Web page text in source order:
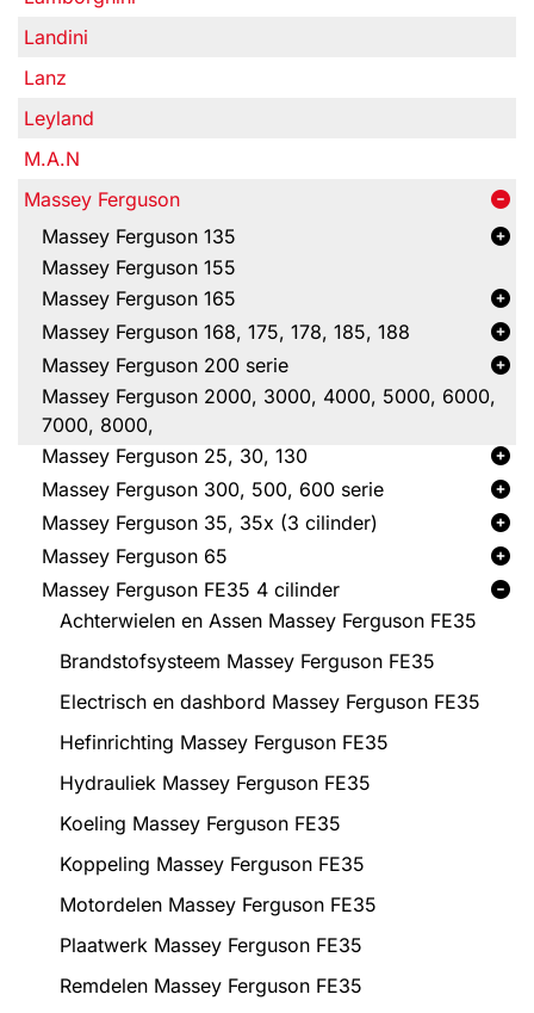
Landini
Lanz
Leyland
M.A.N
Massey Ferguson
Massey Ferguson 135
Massey Ferguson 155
Massey Ferguson 165
Massey Ferguson 168, 175, 178, 185, 188
Massey Ferguson 200 serie
Massey Ferguson 2000, 3000, 4000, 5000, 6000,
7000, 8000,
Massey Ferguson 25, 30, 130
Massey Ferguson 300, 500, 600 serie
Massey Ferguson 35, 35x (3 cilinder)
Massey Ferguson 65
Massey Ferguson FE35 4 cilinder
Achterwielen en Assen Massey Ferguson FE35
Brandstofsysteem Massey Ferguson FE35
Electrisch en dashbord Massey Ferguson FE35
Hefinrichting Massey Ferguson FE35
Hydrauliek Massey Ferguson FE35
Koeling Massey Ferguson FE35
Koppeling Massey Ferguson FE35
Motordelen Massey Ferguson FE35
Plaatwerk Massey Ferguson FE35
Remdelen Massey Ferguson FE35